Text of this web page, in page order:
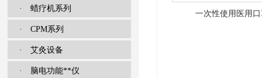
· 蜡疗机系列
· CPM系列
· 艾灸设备
· 脑电功能**仪
一次性使用医用